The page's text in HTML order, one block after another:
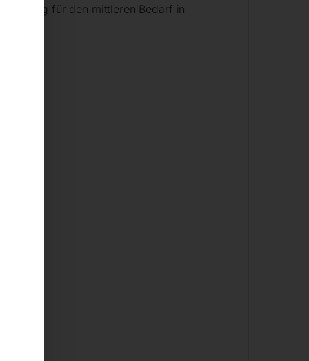
Lösung für den mittleren Bedarf in